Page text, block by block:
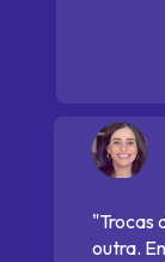
"Trocas
outra.